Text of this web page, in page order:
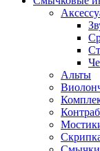
Альты